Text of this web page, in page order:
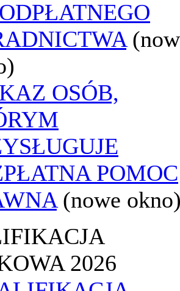
OSÓB,
POMOC
(nowe
2026